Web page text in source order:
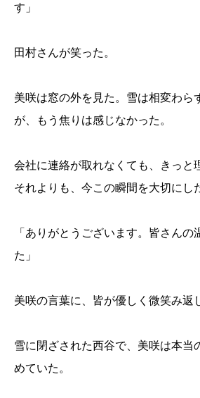
す」
田村さんが笑った。
美咲は窓の外を見た。雪は相変わら
が、もう焦りは感じなかった。
会社に連絡が取れなくても、きっと
それよりも、今この瞬間を大切にし
「ありがとうございます。皆さんの
た」
美咲の言葉に、皆が優しく微笑み返
雪に閉ざされた西谷で、美咲は本当
めていた。